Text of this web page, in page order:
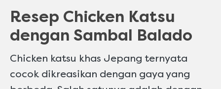
Resep Chicken Katsu
dengan Sambal Balado
Chicken katsu khas Jepang ternyata
cocok dikreasikan dengan gaya yang